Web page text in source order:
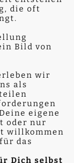
die oft
Bild von
wir
als
eigene
oder nur
willkommen
das
Dich selbst